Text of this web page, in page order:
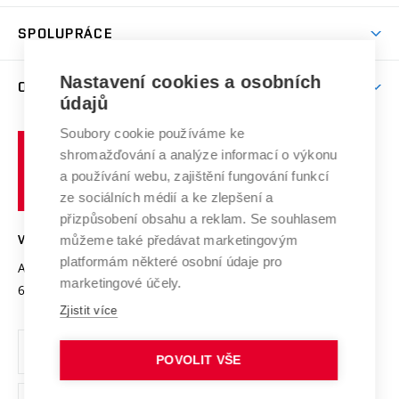
Celoživotní vzdělávání
E-přihláška
Harmonogram akademického roku
Závěrečné práce
Doktorské studium
Zpracování osobních údajů studentů
Sociální bezpečí
Studium bez bariér
Podpora podnikání
Mezinárodní vědecká rada
Systém zajišťování kvality výzkumu
Výzkumné infrastruktury
Transfer znalostí
Open Science
Projekty
Projekty ze strukturálních fondů
Specifický výzkum
SPOLUPRÁCE
Zahraniční spolupráce
Spolupráce se školami
Služby univerzity
Mezinárodní dohody
Univerzitní sítě
O UNIVERZITĚ
Profil univerzity
Udržitelná univerzita
Podnikavá univerzita / ContriBUTe
Bezpečná univerzita
Vyznamenání
Organizační struktura
Ochrana osobních údajů
učení
technické
VYSOKÉ UČENÍ TECHNICKÉ V BRNĚ
Antonínská 548/1
602 00 Brno
www.vut.cz
vut@vutbr.cz
Nastavení cookies a osobních
údajů
Soubory cookie používáme ke
shromažďování a analýze informací o výkonu
a používání webu, zajištění fungování funkcí
ze sociálních médií a ke zlepšení a
přizpůsobení obsahu a reklam. Se souhlasem
můžeme také předávat marketingovým
platformám některé osobní údaje pro
marketingové účely.
Zjistit více
POVOLIT VŠE